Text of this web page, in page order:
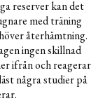
reserver kan det
med träning
återhämtning.
ingen skillnad
ifrån och reagerar
några studier på